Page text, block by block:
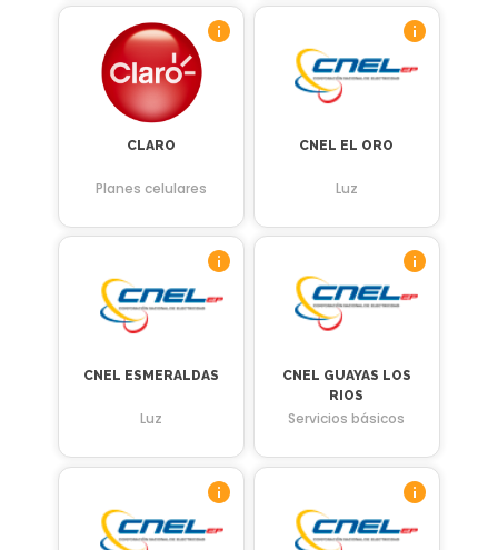
CLARO
Planes celulares
CNEL EL ORO
Luz
CNEL ESMERALDAS
Luz
CNEL GUAYAS LOS
RIOS
Servicios básicos